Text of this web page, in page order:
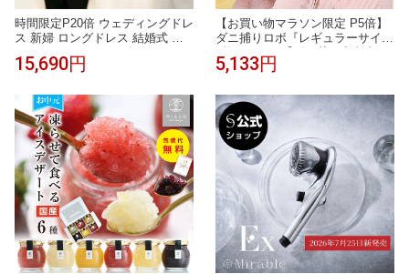
時間限定P20倍 ウェディングドレ
ス 新婦 ロングドレス 結婚式 ウ
エディングドレス 二次会ドレス
花嫁 前撮り エレガント サテン
ス ワンピース 披露宴 ブライダル
ドレス 海外挙式 セミオーダー お
しゃれ フォト婚 オフホワイト w
edding dress
15,690円
【お買い物マラソン限定 P5倍】
ダニ捕りロボ『レギュラーサイズ
3枚セット』【〔日革研究所直
営〕ダニ増殖抑制率99.9％以上
に ダニ研究20年以上の日革研究
所 公式販売 1日約18円 効果期間3
ヵ月 安心安全 ダニを捕獲 乾燥
ケース シート】
5,133円